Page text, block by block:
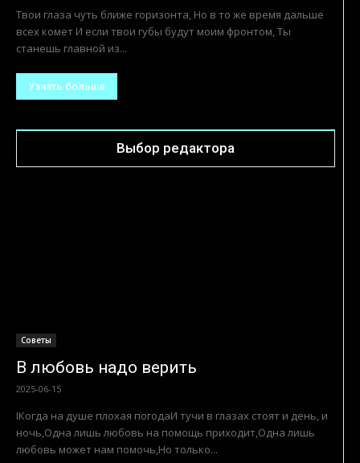
Твои глаза чуть ближе горизонта, Но в то же время дальше
всех комет И если твои губы будут моим фронтом, Ты
станешь главной из...
Узнать больше
Выбор редактора
Советы
В любовь надо верить
2025-06-15
IКогда на душе плохая погодаИ тучи в глазах стоят и день, и
ночь,Одна лишь любовь на помощь приходит,Одна лишь
любовь может нам помочь,Но только...